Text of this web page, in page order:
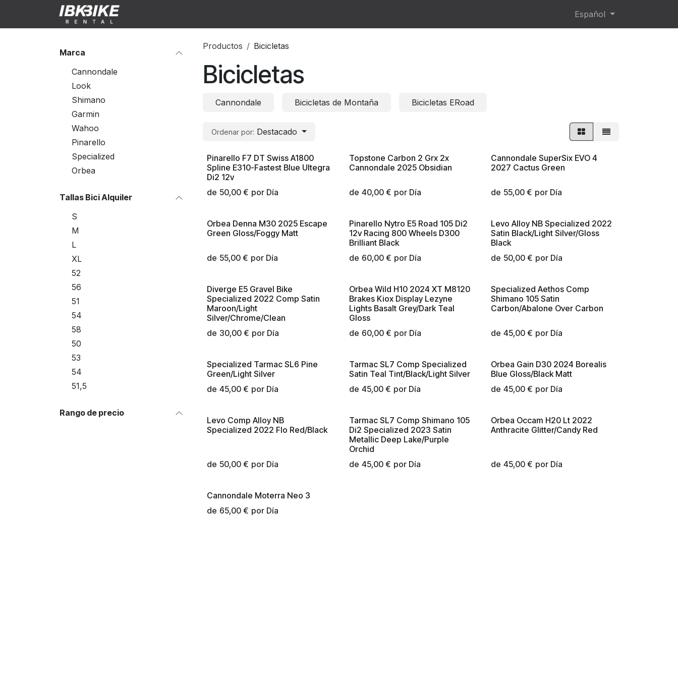
Español
Marca
Cannondale
Look
Shimano
Garmin
Wahoo
Pinarello
Specialized
Orbea
Tallas Bici Alquiler
S
M
L
XL
52
56
51
54
58
50
53
54
51,5
Rango de precio
Productos Bicicletas
Bicicletas
Cannondale Bicicletas de Montaña Bicicletas ERoad
Ordenar por: Destacado
¡Nuevo!
Pinarello F7 DT Swiss A1800
Spline E310-Fastest Blue Ultegra
Di2 12v
de 50,00 € por Día
¡Nuevo!
Topstone Carbon 2 Grx 2x
Cannondale 2025 Obsidian
de 40,00€ por Día
¡Nuevo!
Cannondale SuperSix EVO 4
2027 Cactus Green
de 55,00 € por Día
¡Nuevo!
Orbea Denna M30 2025 Escape
Green Gloss/Foggy Matt
de 55,00 € por Día
¡Nuevo!
Pinarello Nytro E5 Road 105 Di2
12v Racing 800 Wheels D300
Brilliant Black
de 60,00€ por Día
Levo Alloy NB Specialized 2022
Satin Black/Light Silver/Gloss
Black
de 50,00 € por Día
Diverge E5 Gravel Bike
Specialized 2022 Comp Satin
Maroon/Light
Silver/Chrome/Clean
de 30,00 € por Día
Orbea Wild H10 2024 XT M8120
Brakes Kiox Display Lezyne
Lights Basalt Grey/Dark Teal
Gloss
de 60,00€ por Día
Specialized Aethos Comp
Shimano 105 Satin
Carbon/Abalone Over Carbon
de 45,00 € por Día
Specialized Tarmac SL6 Pine
Green/Light Silver
de 45,00 € por Día
Tarmac SL7 Comp Specialized
Satin Teal Tint/Black/Light Silver
de 45,00€ por Día
Orbea Gain D30 2024 Borealis
Blue Gloss/Black Matt
de 45,00 € por Día
Levo Comp Alloy NB
Specialized 2022 Flo Red/Black
de 50,00 € por Día
Tarmac SL7 Comp Shimano 105
Di2 Specialized 2023 Satin
Metallic Deep Lake/Purple
Orchid
de 45,00€ por Día
Orbea Occam H20 Lt 2022
Anthracite Glitter/Candy Red
de 45,00 € por Día
¡Nuevo!
Cannondale Moterra Neo 3
de 65,00 € por Día